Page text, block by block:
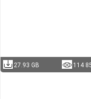
27.93 GB 114